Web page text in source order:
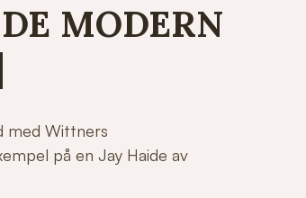
MODERN
med Wittners
på en Jay Haide av